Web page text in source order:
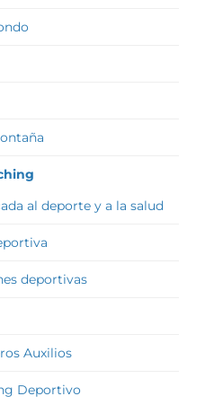
al deporte y a la salud
deportivas
Auxilios
Deportivo